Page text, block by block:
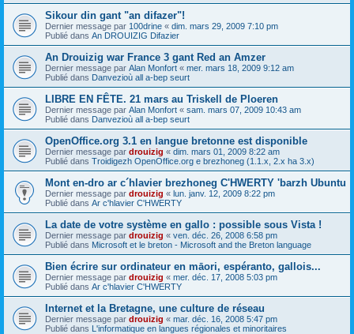
Sikour din gant "an difazer"!
Dernier message par 100drine « dim. mars 29, 2009 7:10 pm
Publié dans An DROUIZIG Difazier
An Drouizig war France 3 gant Red an Amzer
Dernier message par Alan Monfort « mer. mars 18, 2009 9:12 am
Publié dans Danvezioù all a-bep seurt
LIBRE EN FÊTE. 21 mars au Triskell de Ploeren
Dernier message par Alan Monfort « sam. mars 07, 2009 10:43 am
Publié dans Danvezioù all a-bep seurt
OpenOffice.org 3.1 en langue bretonne est disponible
Dernier message par drouizig « dim. mars 01, 2009 8:22 am
Publié dans Troidigezh OpenOffice.org e brezhoneg (1.1.x, 2.x ha 3.x)
Mont en-dro ar c´hlavier brezhoneg C'HWERTY 'barzh Ubuntu
Dernier message par drouizig « lun. janv. 12, 2009 8:22 pm
Publié dans Ar c'hlavier C'HWERTY
La date de votre système en gallo : possible sous Vista !
Dernier message par drouizig « ven. déc. 26, 2008 6:58 pm
Publié dans Microsoft et le breton - Microsoft and the Breton language
Bien écrire sur ordinateur en māori, espéranto, gallois...
Dernier message par drouizig « mer. déc. 17, 2008 5:03 pm
Publié dans Ar c'hlavier C'HWERTY
Internet et la Bretagne, une culture de réseau
Dernier message par drouizig « mar. déc. 16, 2008 5:47 pm
Publié dans L'informatique en langues régionales et minoritaires